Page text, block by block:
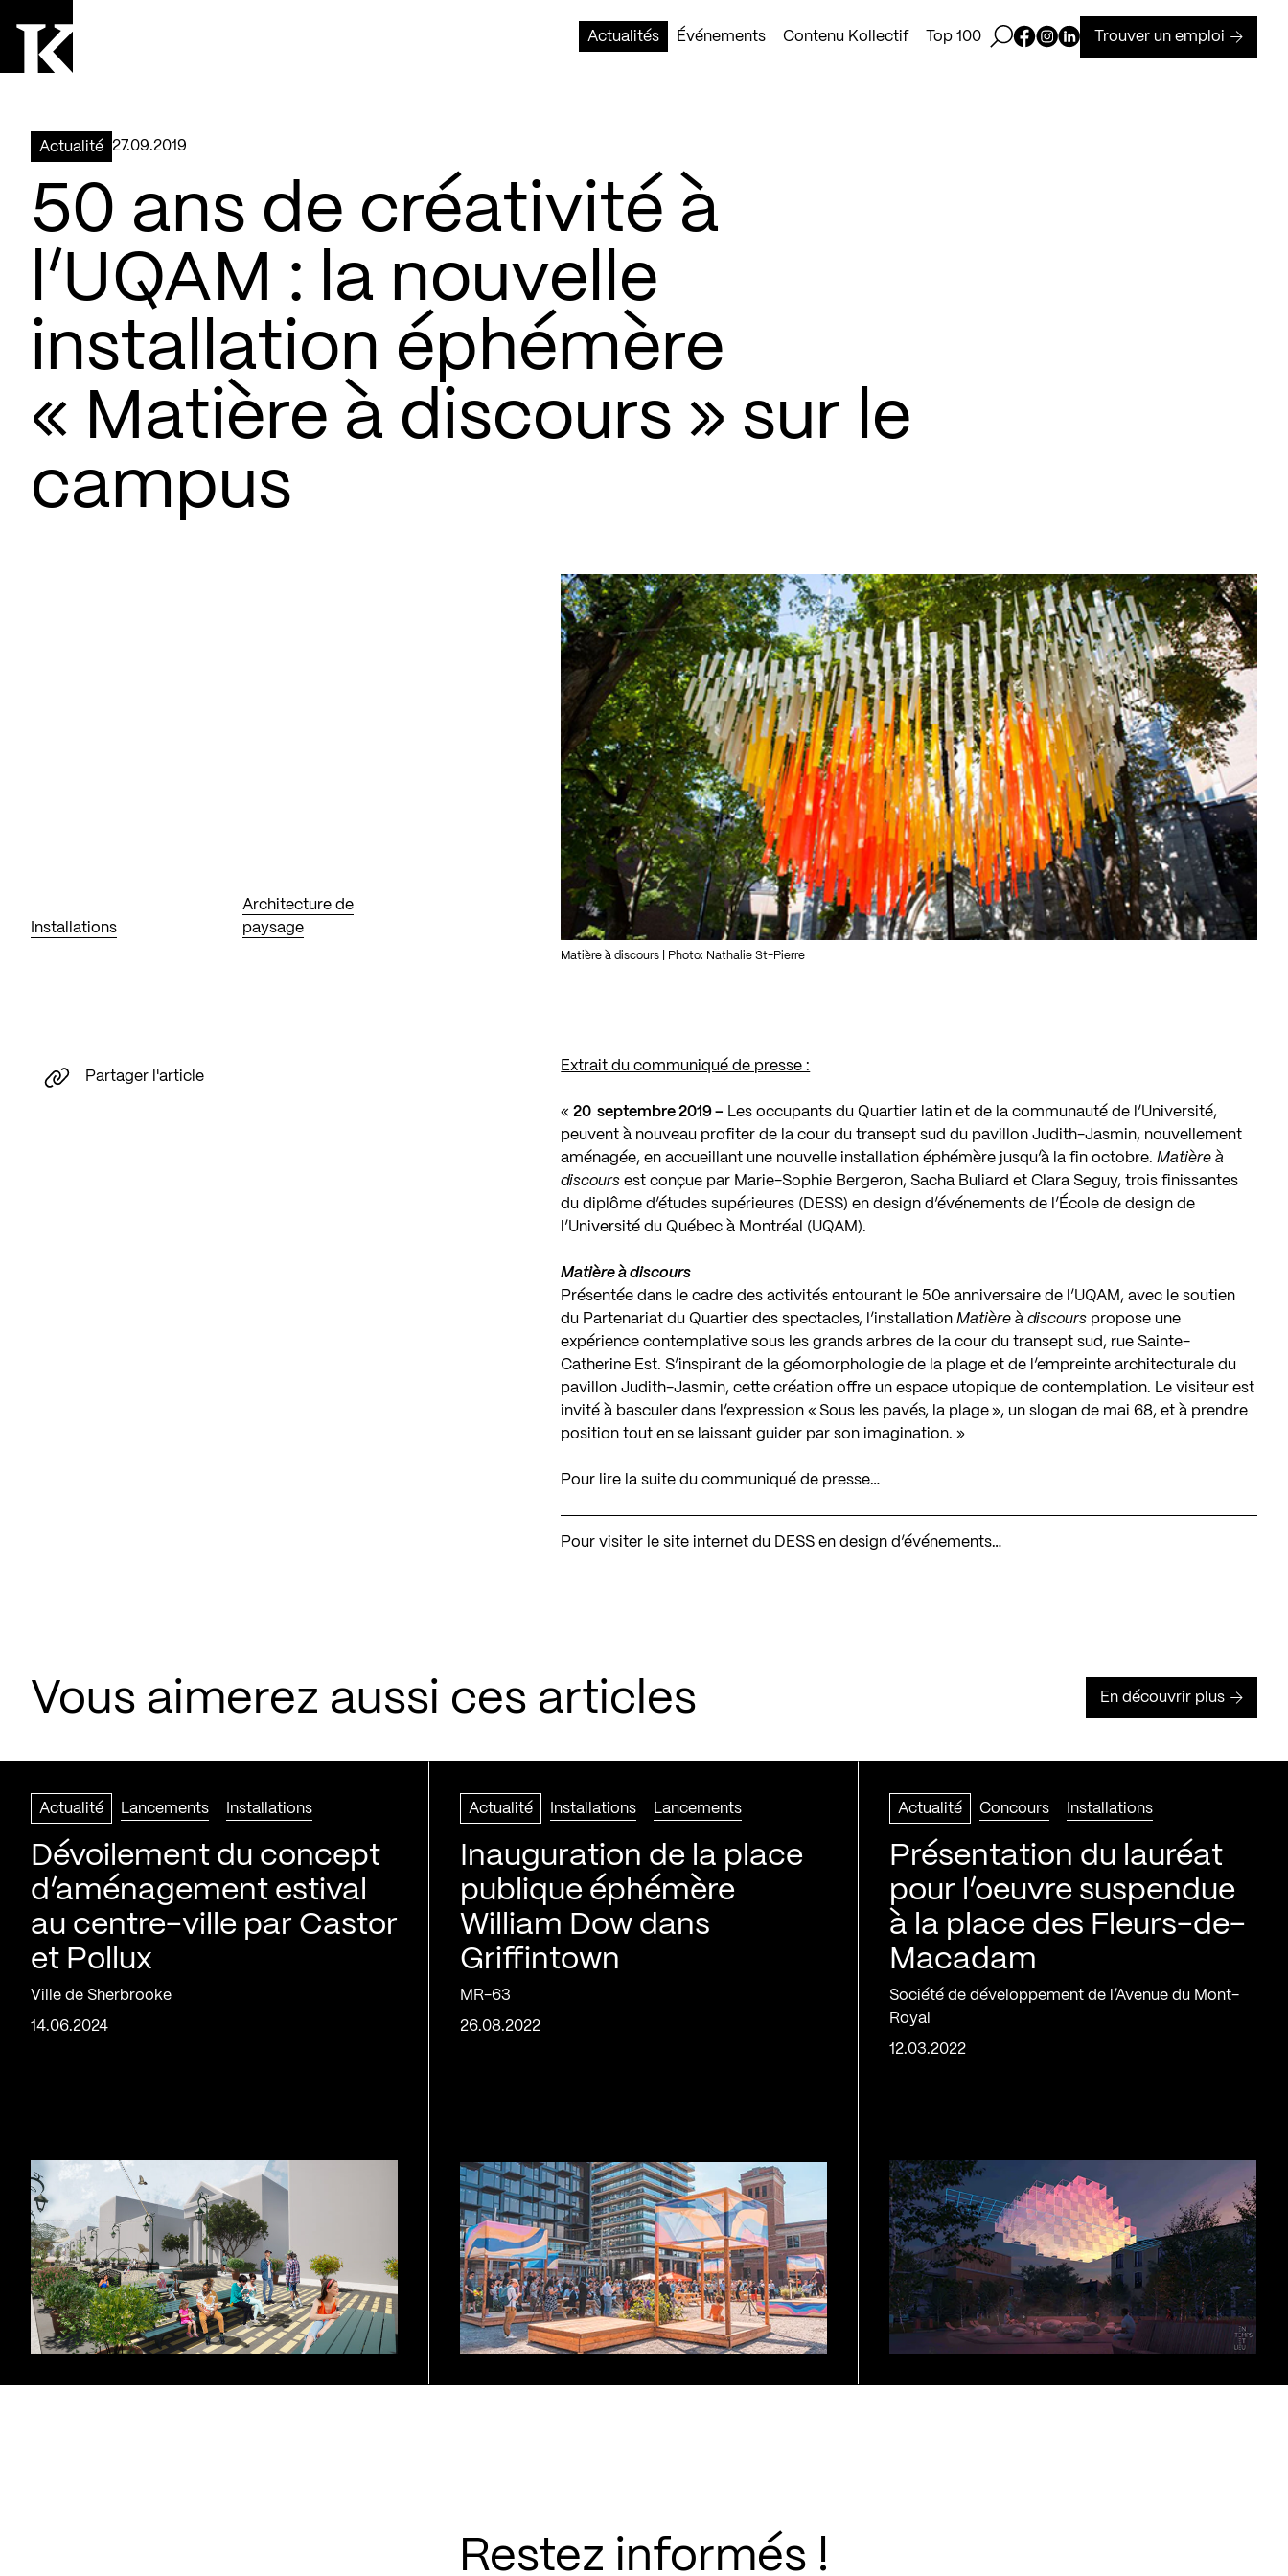
Actualités
Événements Contenu Kollectif Top 100 Ouvrir la barre de recherche
Page Facebook de Kollectif
Page Instagram de Kollectif
Page Linkedin de Kollectif
Trouver un emploi
Actualité 27.09.2019
50 ans de créativité à
l’UQAM : la nouvelle
installation éphémère
« Matière à discours » sur le
campus
Installations
Architecture de
paysage
Matière à discours | Photo: Nathalie St-Pierre
Extrait du communiqué de presse :
«20 septembre 2019 – Les occupants du Quartier latin et de la communauté de l’Université,
peuvent à nouveau profiter de la cour du transept sud du pavillon Judith-Jasmin, nouvellement
aménagée, en accueillant une nouvelle installation éphémère jusqu’à la fin octobre.Matière à
discours est conçue par Marie-Sophie Bergeron, Sacha Buliard et Clara Seguy, trois finissantes
du diplôme d’études supérieures (DESS) en design d’événements de l’École de design de
l’Université du Québec à Montréal (UQAM).
Matière à discours
Présentée dans le cadre des activités entourant le 50e anniversaire de l’UQAM , avec le soutien
du Partenariat du Quartier des spectacles, l’installationMatière à discours propose une
expérience contemplative sous les grands arbres de la cour du transept sud, rue Sainte-
Catherine Est. S’inspirant de la géomorphologie de la plage et de l’empreinte architecturale du
pavillon Judith-Jasmin, cette création offre un espace utopique de contemplation. Le visiteur est
invité à basculer dans l’expression « Sous les pavés, la plage », un slogan de mai 68, et à prendre
position tout en se laissant guider par son imagination. »
Pour lire la suite du communiqué de presse…
Pour visiter le site internet du DESS en design d’événements…
Partager l'article
Vous aimerez aussi ces articles En découvrir plus
Actualité Lancements Installations
Dévoilement du concept
d’aménagement estival
au centre-ville par Castor
et Pollux
Ville de Sherbrooke
14.06.2024
Actualité Installations Lancements
Inauguration de la place
publique éphémère
William Dow dans
Griffintown
MR-63
26.08.2022
Actualité Concours Installations
Présentation du lauréat
pour l’oeuvre suspendue
à la place des Fleurs-de-
Macadam
Société de développement de l’Avenue du Mont-
Royal
12.03.2022
Restez informés !